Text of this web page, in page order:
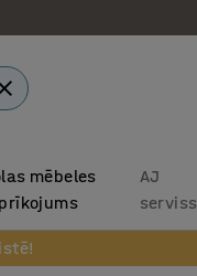
mēbeles
AJ
serviss